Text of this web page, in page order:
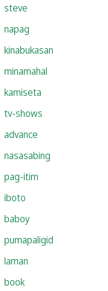
steve
napag
kinabukasan
minamahal
kamiseta
tv-shows
advance
nasasabing
pag-itim
iboto
baboy
pumapaligid
laman
book